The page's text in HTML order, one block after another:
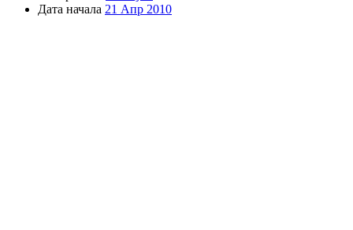
Дата начала 21 Апр 2010